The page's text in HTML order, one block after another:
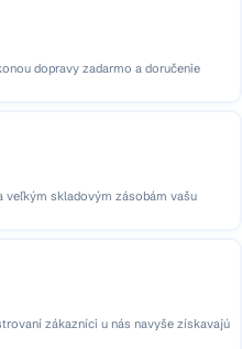
dopravy zadarmo a doručenie
veľkým skladovým zásobám vašu
zákazníci u nás navyše získavajú